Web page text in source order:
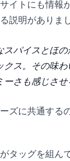
イトにも情報
説明がありま
スパイスとほ
クス。その味
ーさも感じさせ
ズに共通する
タッグを組ん